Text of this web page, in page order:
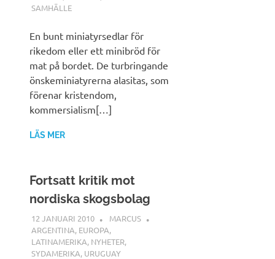
SAMHÄLLE
En bunt miniatyrsedlar för
rikedom eller ett minibröd för
mat på bordet. De turbringande
önskeminiatyrerna alasitas, som
förenar kristendom,
kommersialism[…]
LÄS MER
Fortsatt kritik mot
nordiska skogsbolag
12 JANUARI 2010
MARCUS
ARGENTINA, EUROPA,
LATINAMERIKA, NYHETER,
SYDAMERIKA, URUGUAY